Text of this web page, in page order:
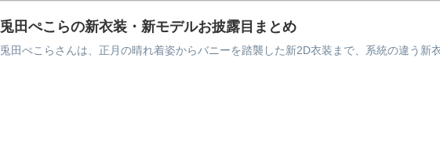
兎田ぺこらの新衣装・新モデルお披露目まとめ
兎田ぺこらさんは、正月の晴れ着姿からバニーを踏襲した新2D衣装まで、系統の違う新